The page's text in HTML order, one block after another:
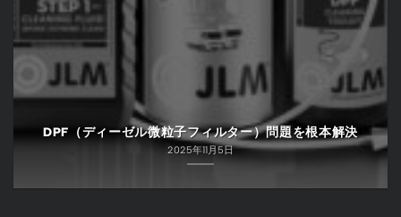
DPF（ディーゼル微粒子フィルター）問題を根本解決
2025年11月5日